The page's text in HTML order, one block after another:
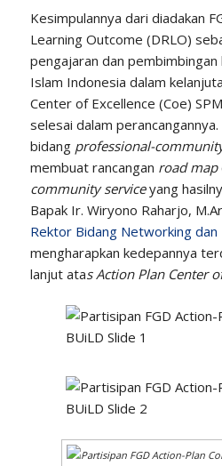
Kesimpulannya dari diadakan
Learning Outcome (DRLO)
pengajaran dan
Islam Indonesia dalam
Center of Excellence (Coe)
selesai dalam
bidang professional-
membuat rancangan road map
community serviceyang
Bapak Ir. Wiryono Raharjo,
Rektor Bidang Networking dan
mengharapkan kedepannya
lanjut atas Action Plan Center